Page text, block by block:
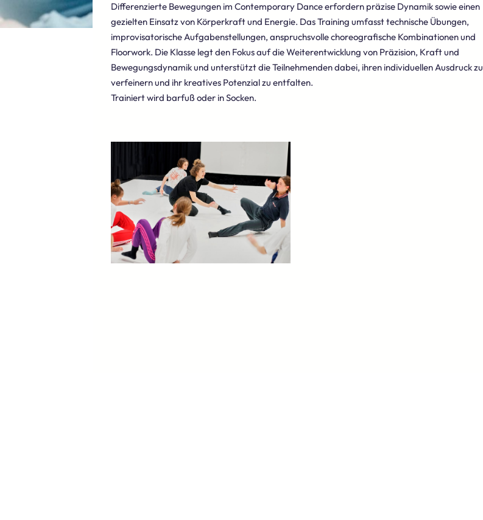
Differenzierte Bewegungen im Contemporary Dance erfordern präzise Dynamik sowie einen
gezielten Einsatz von Körperkraft und Energie. Das Training umfasst technische Übungen,
improvisatorische Aufgabenstellungen, anspruchsvolle choreografische Kombinationen und
Floorwork. Die Klasse legt den Fokus auf die Weiterentwicklung von Präzision, Kraft und
Bewegungsdynamik und unterstützt die Teilnehmenden dabei, ihren individuellen Ausdruck zu
verfeinern und ihr kreatives Potenzial zu entfalten.
Trainiert wird barfuß oder in Socken.